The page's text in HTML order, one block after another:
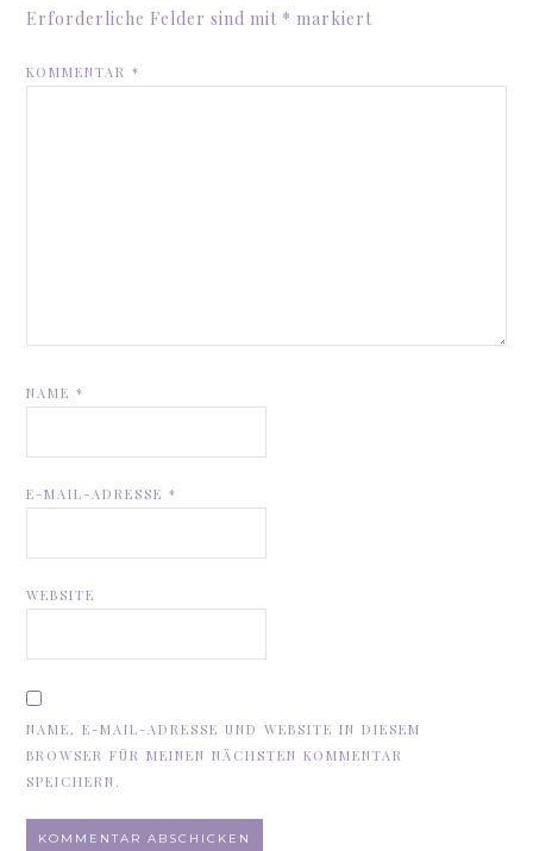
Erforderliche Felder sind mit * markiert
KOMMENTAR*
NAME*
E-MAIL-ADRESSE*
WEBSITE
NAME, E-MAIL-ADRESSE UND WEBSITE IN DIESEM
BROWSER FÜR MEINEN NÄCHSTEN KOMMENTAR
SPEICHERN.